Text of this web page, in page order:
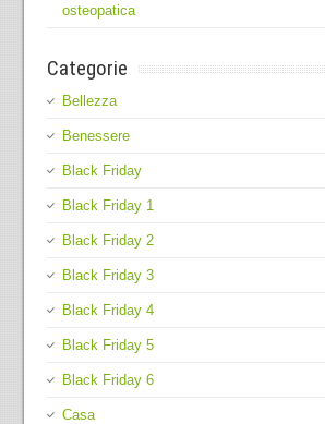
osteopatica
Categorie
Bellezza
Benessere
Black Friday
Black Friday 1
Black Friday 2
Black Friday 3
Black Friday 4
Black Friday 5
Black Friday 6
Casa